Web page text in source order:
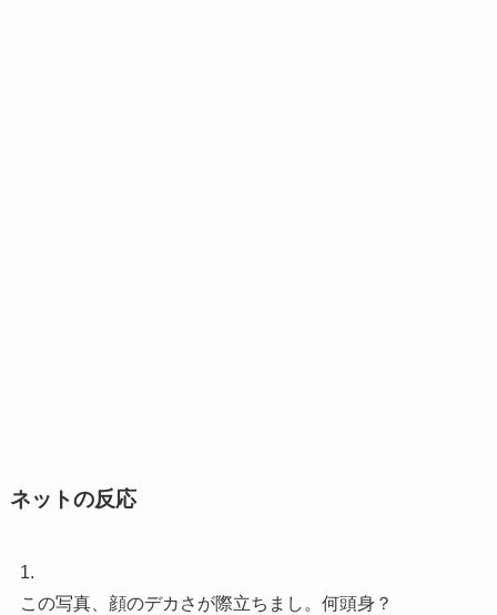
ネットの反応
1.
この写真、顔のデカさが際立ちまし。何頭身？